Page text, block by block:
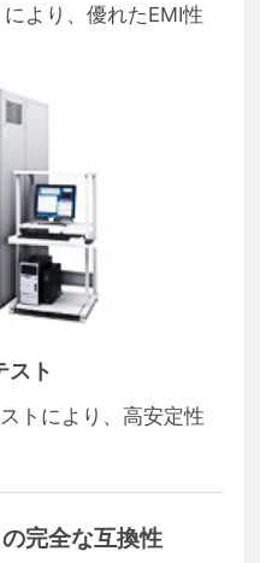
より、優れたEMI性
スト
トにより、高安定性
完全な互換性